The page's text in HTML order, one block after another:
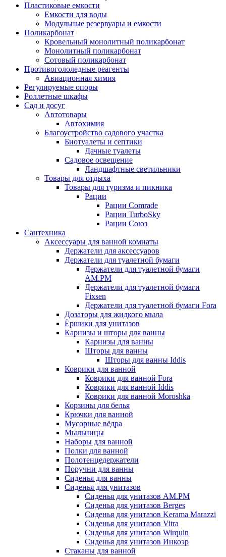
Пластиковые емкости
Емкости для воды
Модульные резервуары и емкости
Поликарбонат
Кровельный монолитный поликарбонат
Монолитный поликарбонат
Сотовый поликарбонат
Противогололедные реагенты
Авиационная химия
Регулируемые опоры
Роллетные шкафы
Сад и досуг
Автотовары
Автохимия
Благоустройство садового участка
Биотуалеты и септики
Дачные туалеты
Садовое освещение
Ландшафтные светильники
Товары для отдыха
Товары для туризма и пикника
Рации
Рации Comrade
Рации TurboSky
Рации Союз
Сантехника
Аксессуары для ванной комнаты
Держатели для аксессуаров
Держатели для туалетной бумаги
Держатели для туалетной бумаги
AM.PM
Держатели для туалетной бумаги
Fixsen
Держатели для туалетной бумаги Fora
Дозаторы для жидкого мыла
Ёршики для унитазов
Карнизы и шторы для ванны
Карнизы для ванны
Шторы для ванны
Шторы для ванны Iddis
Коврики для ванной
Коврики для ванной Fora
Коврики для ванной Iddis
Коврики для ванной Moroshka
Корзины для белья
Крючки для ванной
Мусорные вёдра
Мыльницы
Наборы для ванной
Полки для ванной
Полотенцедержатели
Поручни для ванны
Сиденья для ванны
Сиденья для унитазов
Сиденья для унитазов AM.PM
Сиденья для унитазов Berges
Сиденья для унитазов Kerama Marazzi
Сиденья для унитазов Vitra
Сиденья для унитазов Wirquin
Сиденья для унитазов Инкоэр
Стаканы для ванной